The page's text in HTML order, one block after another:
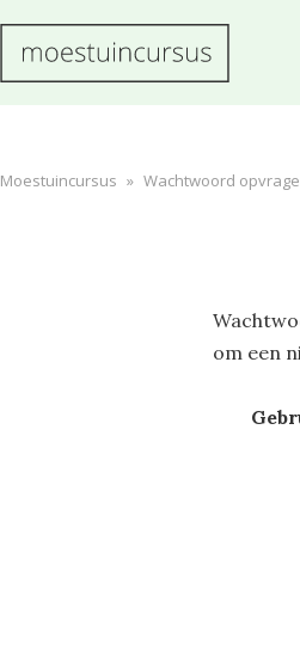
ÉÉN
Moestuincursus » Wachtwoord
om een